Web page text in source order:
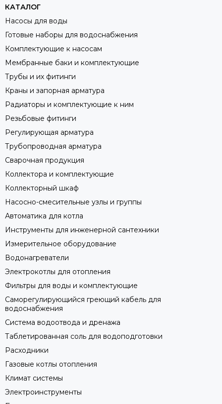
КАТАЛОГ
Насосы для воды
Готовые наборы для водоснабжения
Комплектующие к насосам
Мембранные баки и комплектующие
Трубы и их фитинги
Краны и запорная арматура
Радиаторы и комплектующие к ним
Резьбовые фитинги
Регулирующая арматура
Трубопроводная арматура
Сварочная продукция
Коллектора и комплектующие
Коллекторный шкаф
Насосно-смесительные узлы и группы
Автоматика для котла
Инструменты для инженерной сантехники
Измерительное оборудование
Водонагреватели
Электрокотлы для отопления
Фильтры для воды и комплектующие
Саморегулирующийся греющий кабель для
водоснабжения
Система водоотвода и дренажа
Таблетированная соль для водоподготовки
Расходники
Газовые котлы отопления
Климат системы
Электроинструменты